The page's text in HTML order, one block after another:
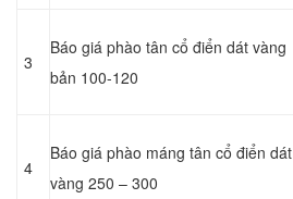
3
Báo giá phào tân cổ điển dát vàng
bản 100-120
4
Báo giá phào máng tân cổ điển dát
vàng 250 – 300